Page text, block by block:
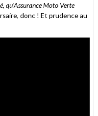
qu'Assurance Moto Verte
donc ! Et prudence au